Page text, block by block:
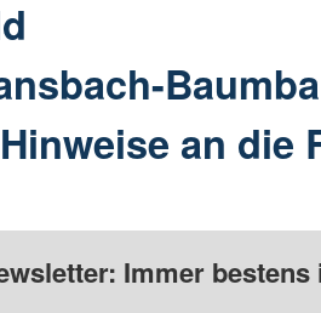
Hinweise an die
Immer